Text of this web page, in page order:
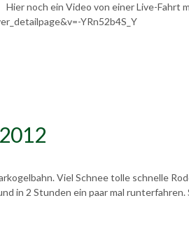
noch ein Video von einer Live-Fahrt
YRn52b4S_Y
Viel Schnee tolle schnelle
in 2 Stunden ein paar mal runterfahren.